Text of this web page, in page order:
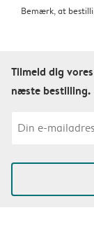
Bemærk, at
Tilmeld dig
næste bestilling.